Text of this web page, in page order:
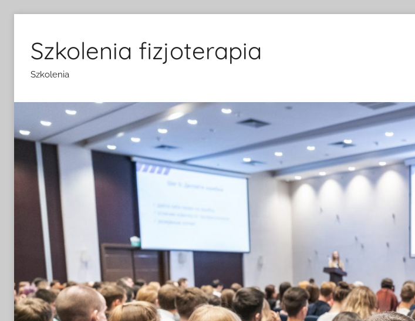
treściSzkolenia fizjoterapia
Szkolenia